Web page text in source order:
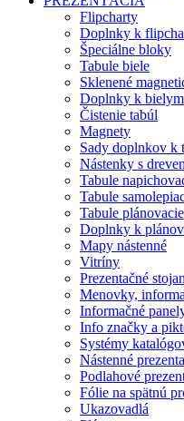
Flipcharty
Doplnky k
Špeciálne bloky
Tabule biele
Sklenené
Doplnky k
Čistenie tabúl
Magnety
Sady doplnkov k
Nástenky s
Tabule
Tabule
Tabule plánovacie
Doplnky k
Mapy nástenné
Vitríny
Prezentačné
Menovky,
Informačné
Info značky a
Systémy
Nástenné
Podlahové
Fólie na spätnú
Ukazovadlá